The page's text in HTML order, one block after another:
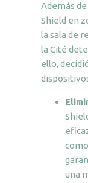
Además
Shield en
la sala de
la Cité
ello,
una